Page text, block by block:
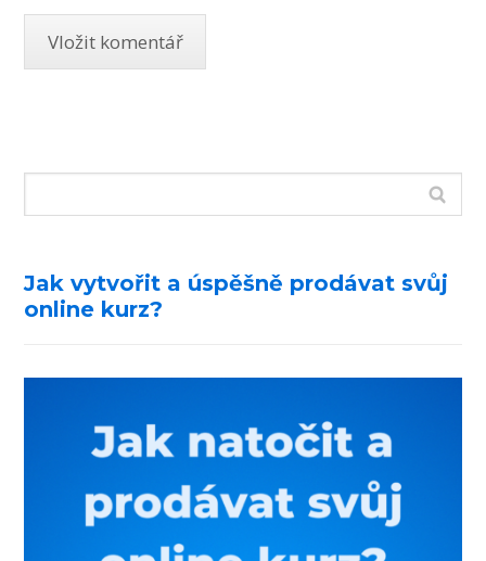
Jak vytvořit a úspěšně prodávat svůj
online kurz?